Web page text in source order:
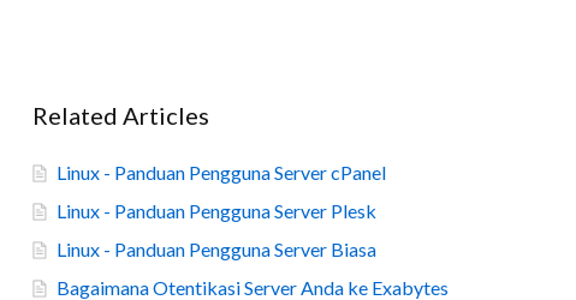
Related Articles
Linux - Panduan Pengguna Server cPanel
Linux - Panduan Pengguna Server Plesk
Linux - Panduan Pengguna Server Biasa
Bagaimana Otentikasi Server Anda ke Exabytes